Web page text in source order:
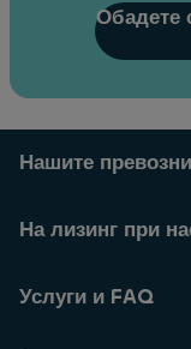
Обадете
Нашите
На лизинг при
Услуги и FAQ